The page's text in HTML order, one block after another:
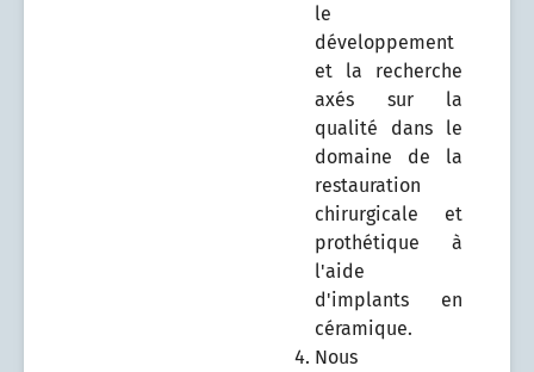
le
développement
et la recherche
axés sur la
qualité dans le
domaine de la
restauration
chirurgicale et
prothétique à
l'aide
d'implants en
céramique.
Nous